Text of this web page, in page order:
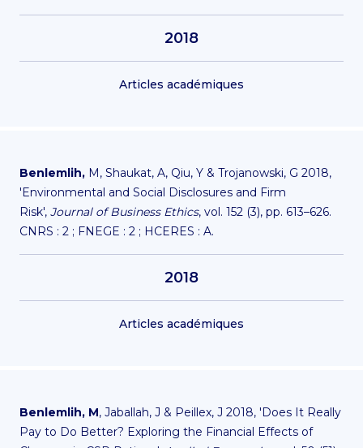
2018
Articles académiques
Benlemlih, M, Shaukat, A, Qiu, Y & Trojanowski, G 2018,
'Environmental and Social Disclosures and Firm
Risk', Journal of Business Ethics, vol. 152 (3), pp. 613–626.
CNRS : 2 ; FNEGE : 2 ; HCERES : A.
2018
Articles académiques
Benlemlih, M, Jaballah, J & Peillex, J 2018, 'Does It Really
Pay to Do Better? Exploring the Financial Effects of